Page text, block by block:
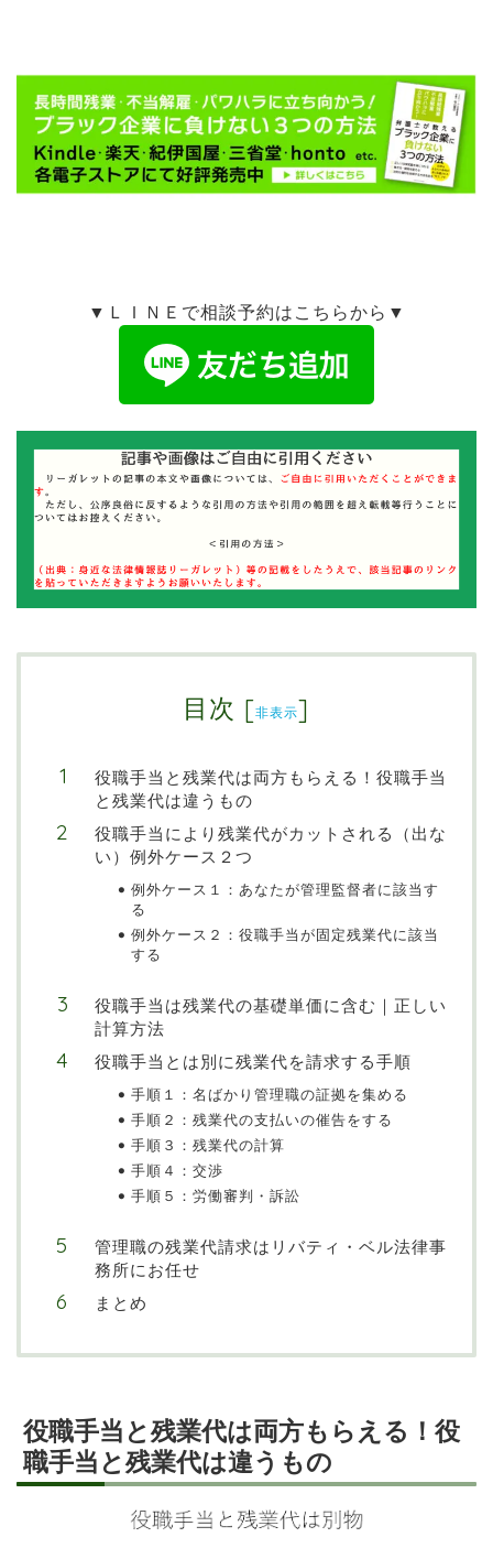
▼ＬＩＮＥで相談予約はこちらから▼
目次 [非表示]
役職手当と残業代は両方もらえる！役職手当
と残業代は違うもの
役職手当により残業代がカットされる（出な
い）例外ケース２つ
例外ケース１：あなたが管理監督者に該当す
る
例外ケース２：役職手当が固定残業代に該当
する
役職手当は残業代の基礎単価に含む｜正しい
計算方法
役職手当とは別に残業代を請求する手順
手順１：名ばかり管理職の証拠を集める
手順２：残業代の支払いの催告をする
手順３：残業代の計算
手順４：交渉
手順５：労働審判・訴訟
管理職の残業代請求はリバティ・ベル法律事
務所にお任せ
まとめ
役職手当と残業代は両方もらえる！役
職手当と残業代は違うもの